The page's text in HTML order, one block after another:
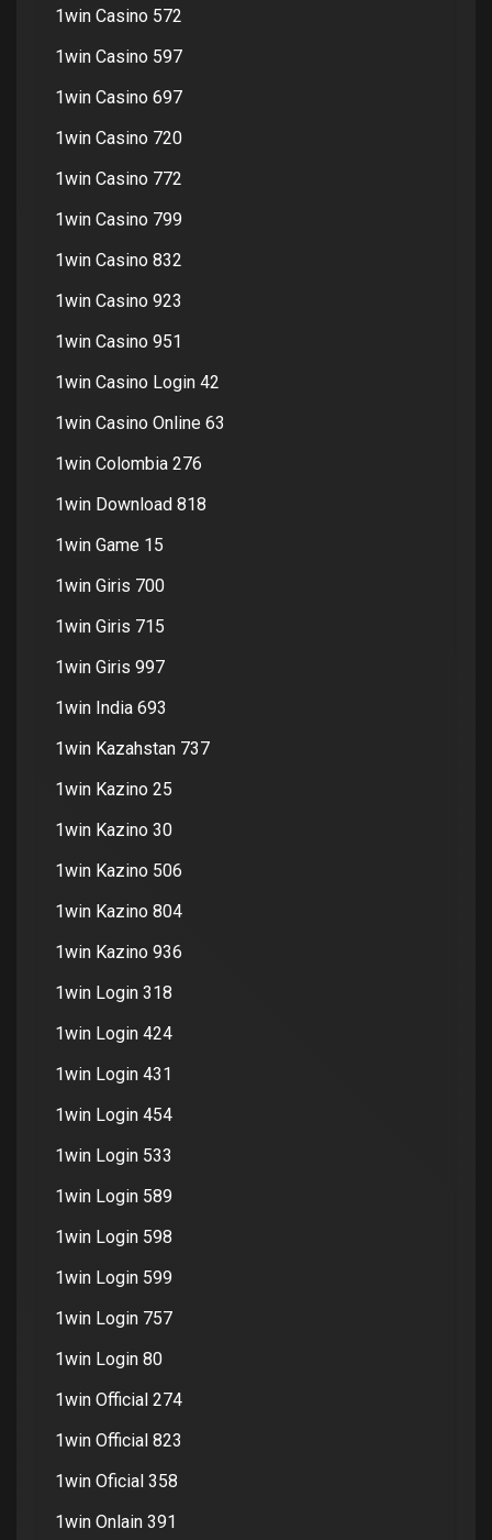
1win Casino 572
1win Casino 597
1win Casino 697
1win Casino 720
1win Casino 772
1win Casino 799
1win Casino 832
1win Casino 923
1win Casino 951
1win Casino Login 42
1win Casino Online 63
1win Colombia 276
1win Download 818
1win Game 15
1win Giris 700
1win Giris 715
1win Giris 997
1win India 693
1win Kazahstan 737
1win Kazino 25
1win Kazino 30
1win Kazino 506
1win Kazino 804
1win Kazino 936
1win Login 318
1win Login 424
1win Login 431
1win Login 454
1win Login 533
1win Login 589
1win Login 598
1win Login 599
1win Login 757
1win Login 80
1win Official 274
1win Official 823
1win Oficial 358
1win Onlain 391